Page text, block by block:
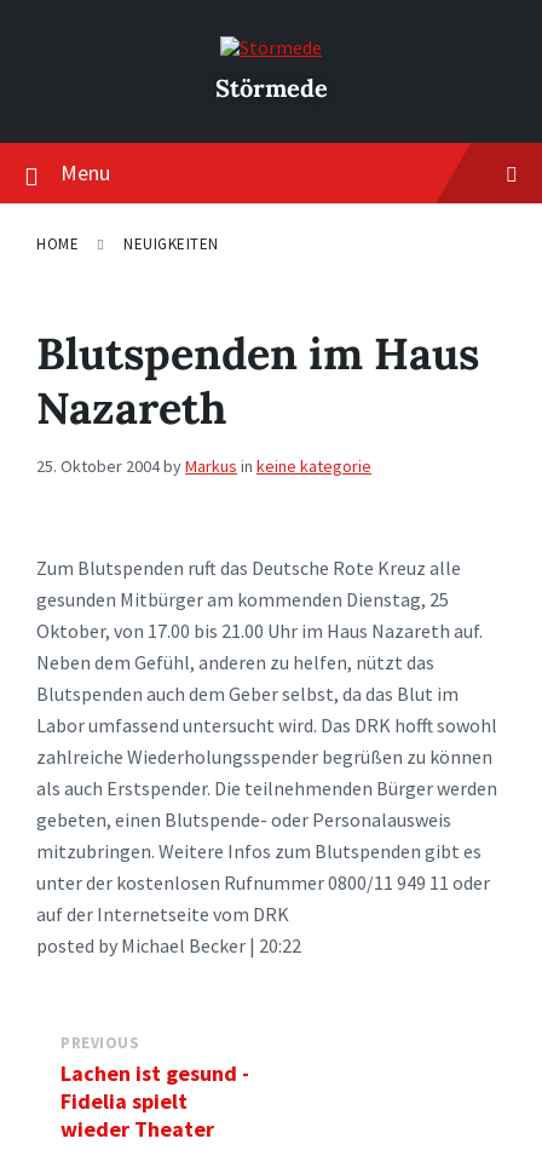
Störmede
Menu
HOME NEUIGKEITEN
Blutspenden im Haus
Nazareth
25. Oktober 2004byMarkus in keine kategorie
Zum Blutspenden ruft das Deutsche Rote Kreuz alle
gesunden Mitbürger am kommenden Dienstag, 25
Oktober, von 17.00 bis 21.00 Uhr im Haus Nazareth auf.
Neben dem Gefühl, anderen zu helfen, nützt das
Blutspenden auch dem Geber selbst, da das Blut im
Labor umfassend untersucht wird. Das DRK hofft sowohl
zahlreiche Wiederholungsspender begrüßen zu können
als auch Erstspender. Die teilnehmenden Bürger werden
gebeten, einen Blutspende- oder Personalausweis
mitzubringen. Weitere Infos zum Blutspenden gibt es
unter der kostenlosen Rufnummer 0800/11 949 11 oder
auf der Internetseite vom DRK
posted by Michael Becker | 20:22
PREVIOUS
Lachen ist gesund -
Fidelia spielt
wieder Theater